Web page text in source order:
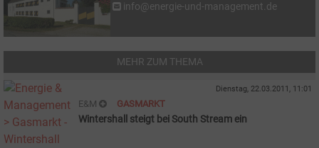
info@energie-und-management.de
MEHR ZUM THEMA
Dienstag, 22.03.2011, 11:01
E&M GASMARKT
Wintershall steigt bei South Stream ein